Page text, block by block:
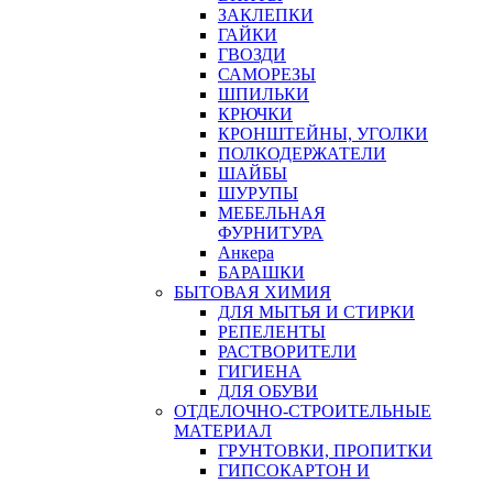
ЗАКЛЕПКИ
ГАЙКИ
ГВОЗДИ
САМОРЕЗЫ
ШПИЛЬКИ
КРЮЧКИ
КРОНШТЕЙНЫ, УГОЛКИ
ПОЛКОДЕРЖАТЕЛИ
ШАЙБЫ
ШУРУПЫ
МЕБЕЛЬНАЯ
ФУРНИТУРА
Анкера
БАРАШКИ
БЫТОВАЯ ХИМИЯ
ДЛЯ МЫТЬЯ И СТИРКИ
РЕПЕЛЕНТЫ
РАСТВОРИТЕЛИ
ГИГИЕНА
ДЛЯ ОБУВИ
ОТДЕЛОЧНО-СТРОИТЕЛЬНЫЕ
МАТЕРИАЛ
ГРУНТОВКИ, ПРОПИТКИ
ГИПСОКАРТОН И